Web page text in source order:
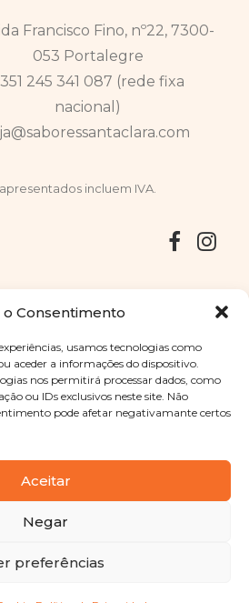
o Consentimento
usamos tecnologias como
aceder a informações do dispositivo.
nos permitirá processar dados, como
ou IDs exclusivos neste site. Não
pode afetar negativamante certos
Aceitar
Negar
preferências
Francisco Fino, nº22, 7300-
053 Portalegre
245 341 087 (rede fixa
nacional)
incluem IVA.
Santa Clara
. Todos os direitos
Privacidade |Termos e condições
Branding Agency